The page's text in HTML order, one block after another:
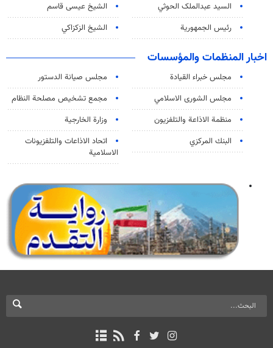
السید عبدالملک الحوثي
الشيخ عيسى قاسم
رئيس الجمهورية
الشيخ الزكزاكي
اخبار المنظمات والمؤسسات
مجلس خبراء القيادة
مجلس صيانة الدستور
مجلس الشورى الاسلامي
مجمع تشخيص مصلحة النظام
منظمة الاذاعة والتلفزیون
وزارة الخارجية
البنك المركزي
اتحاد الاذاعات والتلفزيونات
الاسلامية